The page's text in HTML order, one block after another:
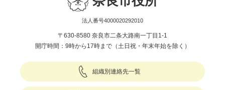
法人番号4000020292010
〒630-8580 奈良市二条大路南一丁目1-1
開庁時間：9時から17時まで（土日祝・年末年始を除く）
組織別連絡先一覧